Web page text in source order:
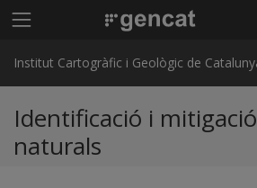
Main menu ICGC
Institut Cartogràfic i Geològic de
Identificació i
naturals